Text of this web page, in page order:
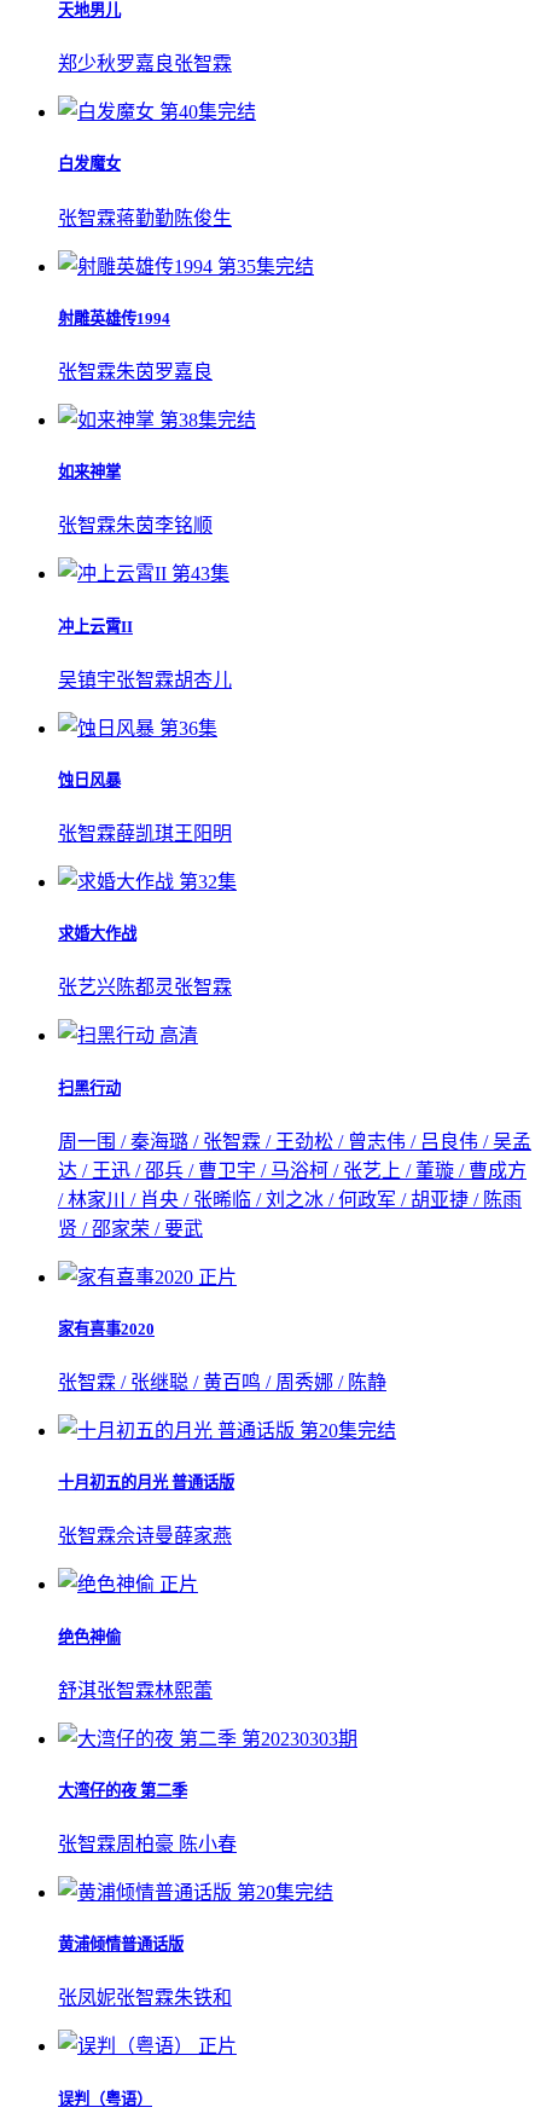
天地男儿
郑少秋罗嘉良张智霖
第40集完结
白发魔女
张智霖蒋勤勤陈俊生
第35集完结
射雕英雄传1994
张智霖朱茵罗嘉良
第38集完结
如来神掌
张智霖朱茵李铭顺
第43集
冲上云霄II
吴镇宇张智霖胡杏儿
第36集
蚀日风暴
张智霖薛凯琪王阳明
第32集
求婚大作战
张艺兴陈都灵张智霖
高清
扫黑行动
周一围 / 秦海璐 / 张智霖 / 王劲松 / 曾志伟 / 吕良伟 / 吴孟
达 / 王迅 / 邵兵 / 曹卫宇 / 马浴柯 / 张艺上 / 董璇 / 曹成方
/ 林家川 / 肖央 / 张晞临 / 刘之冰 / 何政军 / 胡亚捷 / 陈雨
贤 / 邵家荣 / 要武
正片
家有喜事2020
张智霖 / 张继聪 / 黄百鸣 / 周秀娜 / 陈静
第20集完结
十月初五的月光 普通话版
张智霖佘诗曼薛家燕
正片
绝色神偷
舒淇张智霖林熙蕾
第20230303期
大湾仔的夜 第二季
张智霖周柏豪 陈小春
第20集完结
黄浦倾情普通话版
张凤妮张智霖朱铁和
正片
误判（粤语）